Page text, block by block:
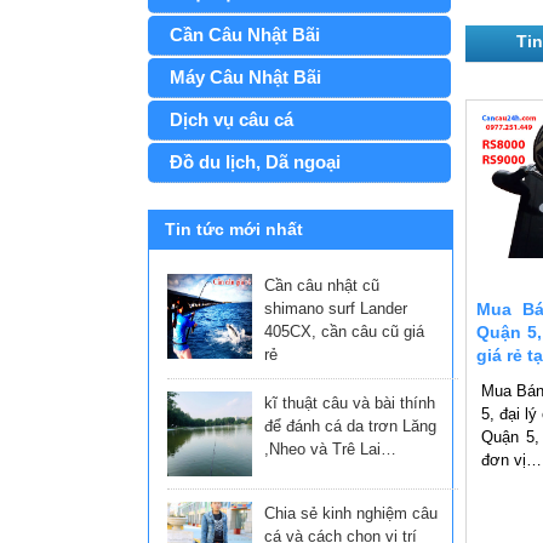
Cần Câu Nhật Bãi
Máy Câu Nhật Bãi
Dịch vụ câu cá
Đồ du lịch, Dã ngoại
Tin tức mới nhất
Cần câu nhật cũ
shimano surf Lander
405CX, cần câu cũ giá
rẻ
kĩ thuật câu và bài thính
để đánh cá da trơn Lăng
,Nheo và Trê Lai…
Chia sẻ kinh nghiệm câu
cá và cách chọn vị trí
Mua
Quận
giá rẻ
Mua
5, đại lý
Quận
đơn vị…